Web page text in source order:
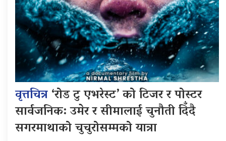
वृत्तचित्र‘रोड टु एभरेस्ट’ को टिजर र पोस्टर
सार्वजनिक: उमेर र सीमालाई चुनौती दिँदै
सगरमाथाको चुचुरोसम्मको यात्रा